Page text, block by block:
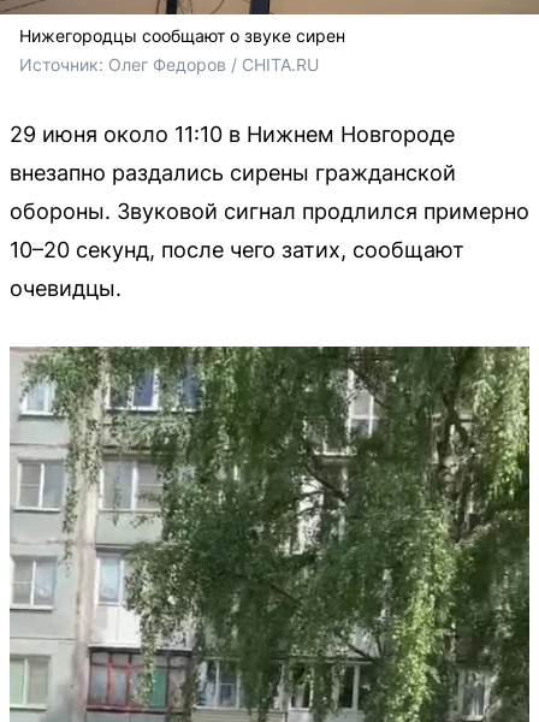
Нижегородцы сообщают о звуке сирен
Источник: Олег Федоров / CHITA.RU
29 июня около 11:10 в Нижнем Новгороде
внезапно раздались сирены гражданской
обороны. Звуковой сигнал продлился примерно
10–20 секунд, после чего затих, сообщают
очевидцы.